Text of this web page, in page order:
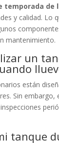
temporada de
y calidad. Lo
mantenimiento.
un
están
Sin embargo,
tanque